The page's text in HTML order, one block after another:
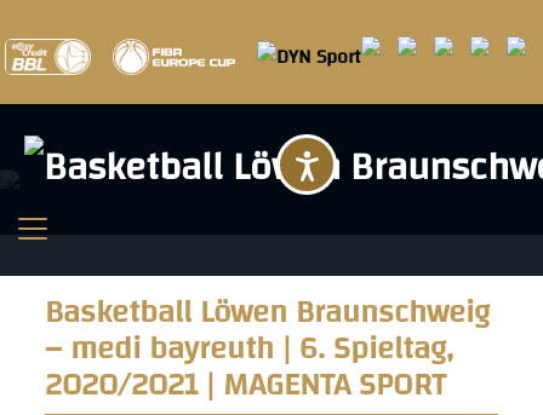
Basketball Löwen Braunschweig
– medi bayreuth | 6. Spieltag,
2020/2021 | MAGENTA SPORT